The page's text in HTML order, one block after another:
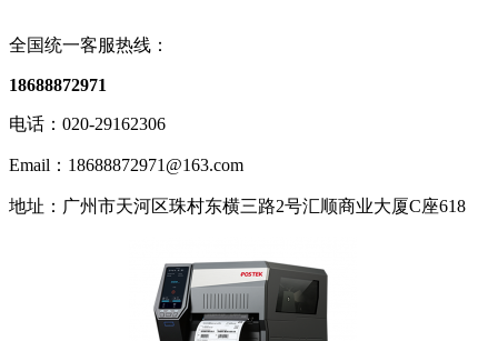
全国统一客服热线：
18688872971
电话：020-29162306
Email：18688872971@163.com
地址：广州市天河区珠村东横三路2号汇顺商业大厦C座618